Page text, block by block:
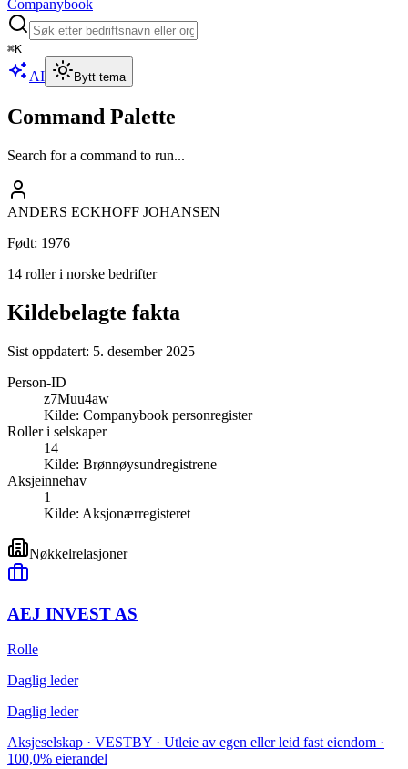
Companybook
⌘K
AI Bytt tema
Command Palette
Search for a command to run...
ANDERS ECKHOFF JOHANSEN
Født: 1976
14 roller i norske bedrifter
Kildebelagte fakta
Sist oppdatert: 5. desember 2025
Person-ID
z7Muu4aw
Kilde: Companybook personregister
Roller i selskaper
14
Kilde: Brønnøysundregistrene
Aksjeinnehav
1
Kilde: Aksjonærregisteret
Nøkkelrelasjoner
AEJ INVEST AS
Rolle
Daglig leder
Daglig leder
Aksjeselskap · VESTBY · Utleie av egen eller leid fast eiendom ·
100,0% eierandel